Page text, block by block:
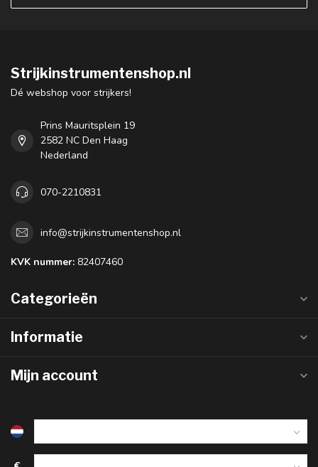
Strijkinstrumentenshop.nl
Dé webshop voor strijkers!
Prins Mauritsplein 19
2582 NC Den Haag
Nederland
070-2210831
info@strijkinstrumentenshop.nl
KVK nummer: 82407460
Categorieën
Informatie
Mijn account